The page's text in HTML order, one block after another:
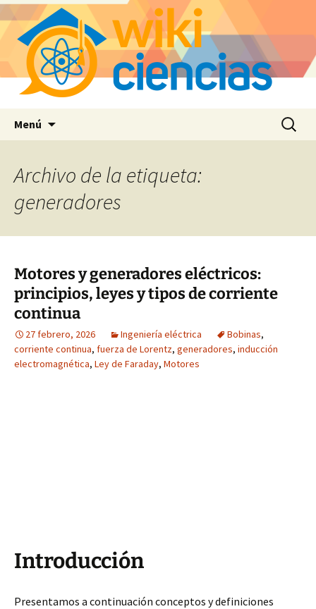
Menú Buscar:
Archivo de la etiqueta:
generadores
Motores y generadores eléctricos:
principios, leyes y tipos de corriente
continua
27 febrero, 2026 Ingeniería eléctrica Bobinas,
corriente continua, fuerza de Lorentz, generadores, inducción
electromagnética, Ley de Faraday, Motores
Introducción
Presentamos a continuación conceptos y definiciones